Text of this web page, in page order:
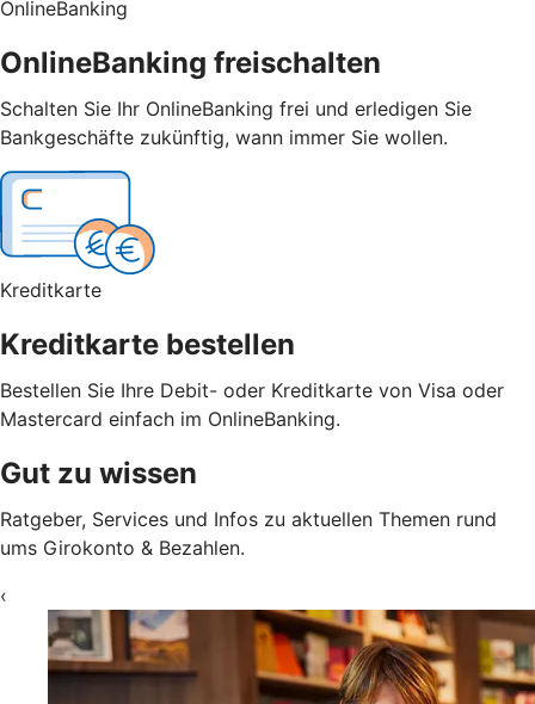
OnlineBanking
OnlineBanking freischalten
Schalten Sie Ihr OnlineBanking frei und erledigen Sie
Bankgeschäfte zukünftig, wann immer Sie wollen.
Kreditkarte
Kreditkarte bestellen
Bestellen Sie Ihre Debit- oder Kreditkarte von Visa oder
Mastercard einfach im OnlineBanking.
Gut zu wissen
Ratgeber, Services und Infos zu aktuellen Themen rund
ums Girokonto & Bezahlen.
‹